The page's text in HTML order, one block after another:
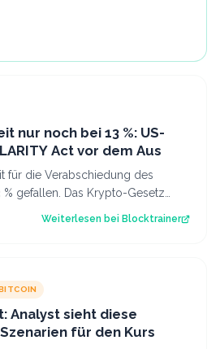
nur noch bei 13 %: US-
Act vor dem Aus
für die Verabschiedung des
% gefallen. Das Krypto-Gesetz
Weiterlesen bei Blocktrainer
Analyst sieht diese
für den Kurs